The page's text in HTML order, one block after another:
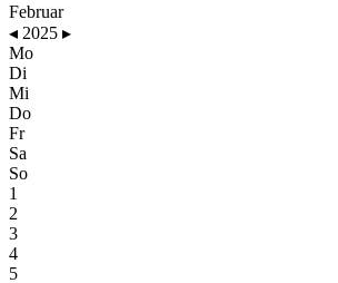
Februar
◂ 2025 ▸
Mo
Di
Mi
Do
Fr
Sa
So
1
2
3
4
5